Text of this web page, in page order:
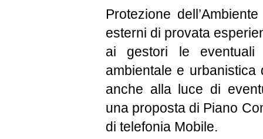
Protezione
esterni di provata
ai gestori le eventuali
ambientale e
anche alla luce di
una proposta di Piano
di telefonia Mobile.